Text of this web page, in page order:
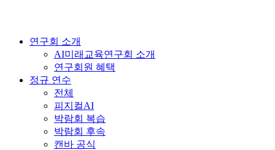
연구회 소개
AI미래교육연구회 소개
연구회원 혜택
정규 연수
전체
피지컬AI
박람회 복습
박람회 후속
캔바 공식